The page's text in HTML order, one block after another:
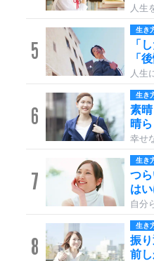
人生
5
生き
「
「
人生
6
生き
素
晴
幸せ
7
生き
つ
はい
自分
8
生き
振り
前し